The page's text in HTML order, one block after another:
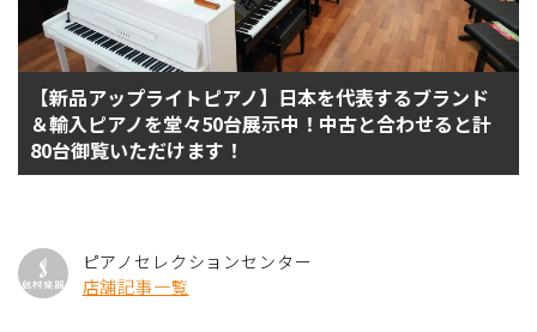
【新品アップライトピアノ】日本を代表するブランド
＆輸入ピアノを堂々50台展示中！中古と合わせると計
80台御覧いただけます！
ピアノセレクションセンター
店舗記事一覧